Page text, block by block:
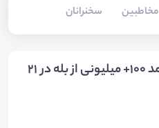
مخاطبین سخنرانان
توضیحات وبینار راز درآمد 100+ میلیونی از بله در 21